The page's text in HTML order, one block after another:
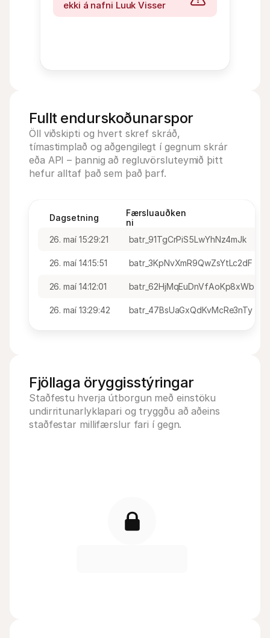
ekki á nafni Luuk Visser
Fullt endurskoðunarspor
Öll viðskipti og hvert skref skráð,
tímastimplað og aðgengilegt í gegnum skrár
eða API – þannig að regluvörsluteymið þitt
hefur alltaf það sem það þarf.
Dagsetning
Færsluauðken
ni
26. maí 15:29:21
batr_91TgCrPiS5LwYhNz4mJk
26. maí 14:15:51 batr_3KpNvXmR9QwZsYtLc2dF
26. maí 14:12:01 batr_62HjMqEuDnVfAoKp8xWb
26. maí 13:29:42 batr_47BsUaGxQdKvMcRe3nTy
Fjöllaga öryggisstýringar
Staðfestu hverja útborgun með einstöku
undirritunarlyklapari og tryggðu að aðeins
staðfestar millifærslur fari í gegn.